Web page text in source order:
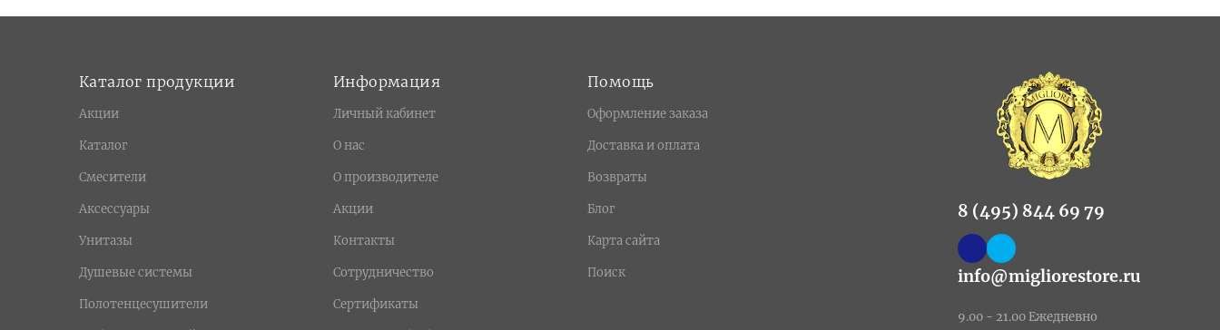
Каталог продукции
Акции
Каталог
Смесители
Аксессуары
Унитазы
Душевые системы
Полотенцесушители
Информация
Личный кабинет
О нас
О производителе
Акции
Контакты
Сотрудничество
Сертификаты
Помощь
Оформление заказа
Доставка и оплата
Возвраты
Блог
Карта сайта
Поиск
8 (495) 844 69 79
info@migliorestore.ru
9.00 - 21.00 Ежедневно